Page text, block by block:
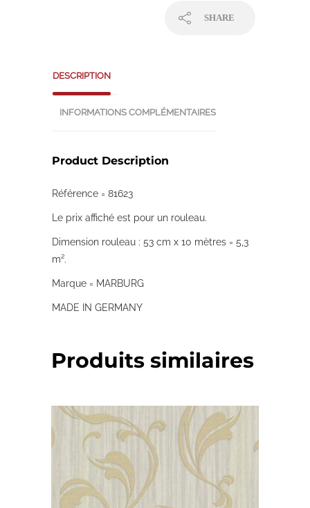
SHARE
DESCRIPTION
INFORMATIONS COMPLÉMENTAIRES
Product Description
Référence = 81623
Le prix affiché est pour un rouleau.
Dimension rouleau : 53 cm x 10 mètres = 5,3
m².
Marque = MARBURG
MADE IN GERMANY
Produits similaires